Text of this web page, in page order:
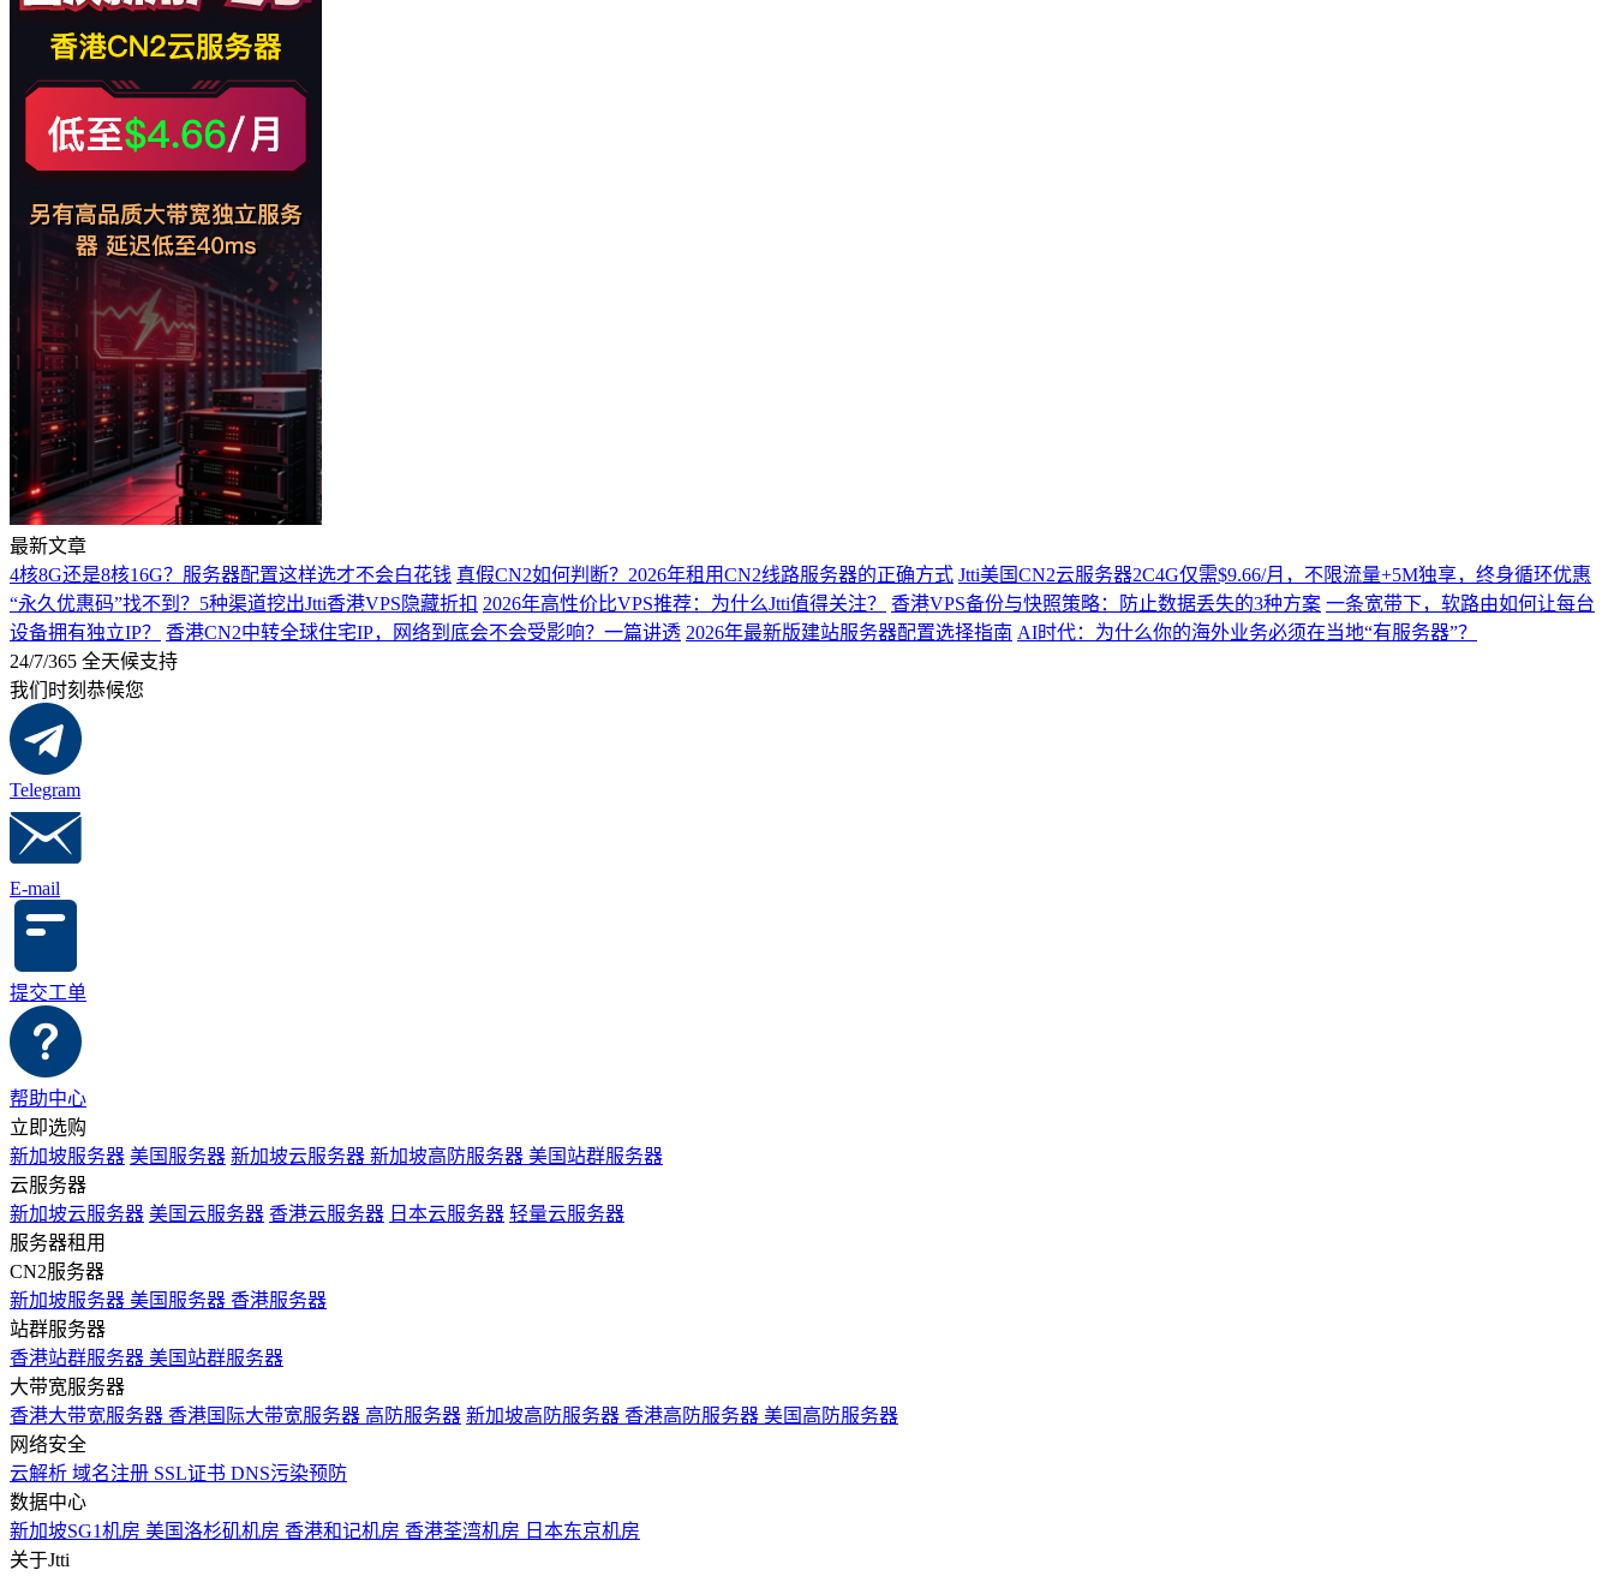
最新文章
4核8G还是8核16G？服务器配置这样选才不会白花钱 真假CN2如何判断？2026年租用CN2线路服务器的正确方式 Jtti美国CN2云服务器2C4G仅需$9.66/月，不限流量+5M独享，终身循环优惠
“永久优惠码”找不到？5种渠道挖出Jtti香港VPS隐藏折扣 2026年高性价比VPS推荐：为什么Jtti值得关注？ 香港VPS备份与快照策略：防止数据丢失的3种方案 一条宽带下，软路由如何让每台
设备拥有独立IP？
香港CN2中转全球住宅IP，网络到底会不会受影响？一篇讲透 2026年最新版建站服务器配置选择指南 AI时代：为什么你的海外业务必须在当地“有服务器”？
24/7/365 全天候支持
我们时刻恭候您
Telegram
E-mail
提交工单
帮助中心
立即选购
新加坡服务器 美国服务器 新加坡云服务器 新加坡高防服务器 美国站群服务器
云服务器
新加坡云服务器 美国云服务器 香港云服务器 日本云服务器 轻量云服务器
服务器租用
CN2服务器
新加坡服务器 美国服务器 香港服务器
站群服务器
香港站群服务器 美国站群服务器
大带宽服务器
香港大带宽服务器 香港国际大带宽服务器 高防服务器 新加坡高防服务器 香港高防服务器 美国高防服务器
网络安全
云解析 域名注册 SSL证书 DNS污染预防
数据中心
新加坡SG1机房 美国洛杉矶机房 香港和记机房 香港荃湾机房 日本东京机房
关于Jtti